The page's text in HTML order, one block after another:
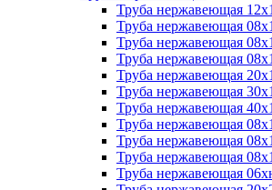
Труба нержавеющая
Труба нержавеющая
Труба нержавеющая
Труба нержавеющая
Труба нержавеющая
Труба нержавеющая
Труба нержавеющая
Труба нержавеющая
Труба нержавеющая
Труба нержавеющая
Труба нержавеющая